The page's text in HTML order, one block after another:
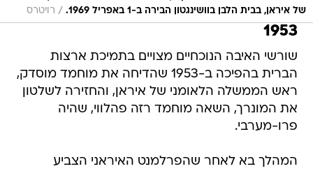
של איראן, בבית הלבן בוושינגטון הבירה ב-1 באפריל 1969.
/ רויטרס
1953
שורשי האיבה הנוכחיים מצויים בתמיכת ארצות
הברית בהפיכה ב-1953 שהדיחה את מוחמד מוסדק,
ראש הממשלה הלאומני של איראן, והחזירה לשלטון
את המונרך, השאה מוחמד רזה פהלווי, שהיה
פרו-מערבי.
המהלך בא לאחר שהפרלמנט האיראני הצביע